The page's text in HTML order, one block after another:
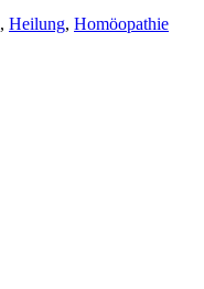
, Heilung, Homöopathie